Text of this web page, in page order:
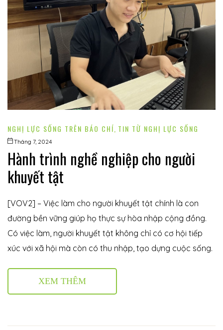
NGHỊ LỰC SỐNG TRÊN BÁO CHÍ TIN TỪ NGHỊ LỰC SỐNG
Tháng 7, 2024
Hành trình nghề nghiệp cho người
khuyết tật
[VOV2] – Việc làm cho người khuyết tật chính là con
đường bền vững giúp họ thực sự hòa nhập cộng đồng.
Có việc làm, người khuyết tật không chỉ có cơ hội tiếp
xúc với xã hội mà còn có thu nhập, tạo dựng cuộc sống.
XEM THÊM